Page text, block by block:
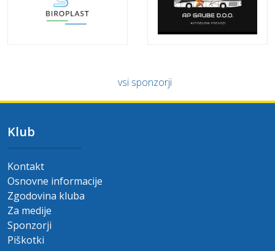
vsi sponzorji
Klub
Kontakt
Osnovne informacije
Zgodovina kluba
Za medije
Sponzorji
Piškotki